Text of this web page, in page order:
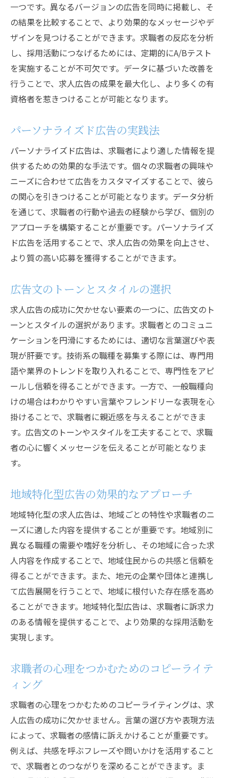
一つです。異なるバージョンの広告を同時に掲載し、そ
の結果を比較することで、より効果的なメッセージやデ
ザインを見つけることができます。求職者の反応を分析
し、採用活動につなげるためには、定期的にA/Bテスト
を実施することが不可欠です。データに基づいた改善を
行うことで、求人広告の成果を最大化し、より多くの有
資格者を惹きつけることが可能となります。
パーソナライズド広告の実践法
パーソナライズド広告は、求職者により適した情報を提
供するための効果的な手法です。個々の求職者の興味や
ニーズに合わせて広告をカスタマイズすることで、彼ら
の関心を引きつけることが可能となります。データ分析
を通じて、求職者の行動や過去の経験から学び、個別の
アプローチを構築することが重要です。パーソナライズ
ド広告を活用することで、求人広告の効果を向上させ、
より質の高い応募を獲得することができます。
広告文のトーンとスタイルの選択
求人広告の成功に欠かせない要素の一つに、広告文のト
ーンとスタイルの選択があります。求職者とのコミュニ
ケーションを円滑にするためには、適切な言葉選びや表
現が肝要です。技術系の職種を募集する際には、専門用
語や業界のトレンドを取り入れることで、専門性をアピ
ールし信頼を得ることができます。一方で、一般職種向
けの場合はわかりやすい言葉やフレンドリーな表現を心
掛けることで、求職者に親近感を与えることができま
す。広告文のトーンやスタイルを工夫することで、求職
者の心に響くメッセージを伝えることが可能となりま
す。
地域特化型広告の効果的なアプローチ
地域特化型の求人広告は、地域ごとの特性や求職者のニ
ーズに適した内容を提供することが重要です。地域別に
異なる職種の需要や嗜好を分析し、その地域に合った求
人内容を作成することで、地域住民からの共感と信頼を
得ることができます。また、地元の企業や団体と連携し
て広告展開を行うことで、地域に根付いた存在感を高め
ることができます。地域特化型広告は、求職者に訴求力
のある情報を提供することで、より効果的な採用活動を
実現します。
求職者の心理をつかむためのコピーライテ
ィング
求職者の心理をつかむためのコピーライティングは、求
人広告の成功に欠かせません。言葉の選び方や表現方法
によって、求職者の感情に訴えかけることが重要です。
例えば、共感を呼ぶフレーズや問いかけを活用すること
で、求職者とのつながりを深めることができます。ま